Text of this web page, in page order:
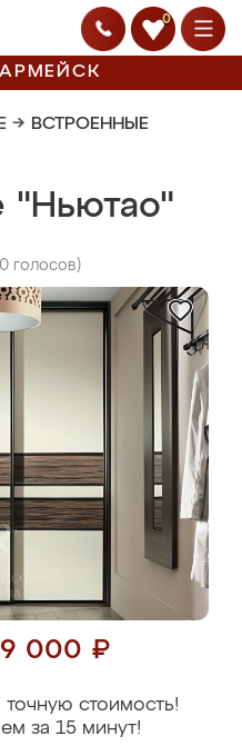
0
→ ВСТРОЕННЫЕ
"Ньютао"
0 голосов)
000 ₽
стоимость!
за 15 минут!